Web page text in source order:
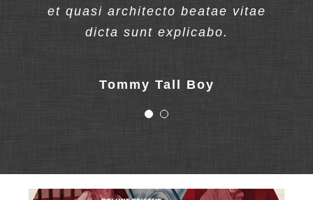
et quasi architecto beatae vitae
dicta sunt explicabo.
Tommy Tall Boy
et quasi architecto beatae vitae
dicta sunt explicabo.
Plain Jane